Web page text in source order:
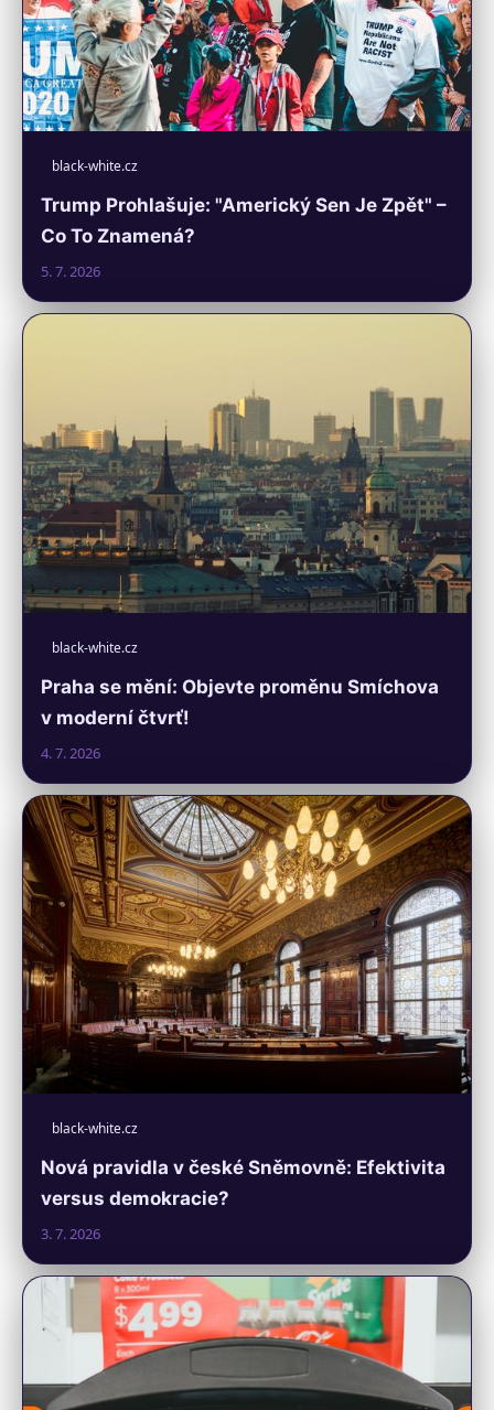
black-white.cz
Trump Prohlašuje: "Americký Sen Je Zpět" –
Co To Znamená?
5. 7. 2026
black-white.cz
Praha se mění: Objevte proměnu Smíchova
v moderní čtvrť!
4. 7. 2026
black-white.cz
Nová pravidla v české Sněmovně: Efektivita
versus demokracie?
3. 7. 2026